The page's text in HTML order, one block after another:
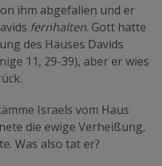
ihm abgefallen und er
fernhalten. Gott hatte
des Hauses Davids
11, 29-39), aber er wies
Israels vom Haus
die ewige Verheißung,
Was also tat er?